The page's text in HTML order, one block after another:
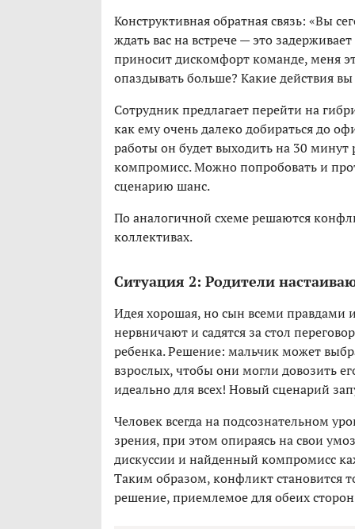
Конструктивная обратная связь: «Вы
ждать вас на встрече — это
приносит дискомфорт команде, меня
опаздывать больше? Какие действия
Сотрудник предлагает перейти на
как ему очень далеко добираться до
работы он будет выходить на 30
компромисс. Можно попробовать и
сценарию шанс.
По аналогичной схеме решаются
коллективах.
Ситуация 2: Родители
Идея хорошая, но сын всеми правдами
нервничают и садятся за стол
ребенка. Решение: мальчик может
взрослых, чтобы они могли довозить
идеально для всех! Новый сценарий
Человек всегда на подсознательном
зрения, при этом опираясь на свои
дискуссии и найденный компромисс
Таким образом, конфликт становится
решение, приемлемое для обеих